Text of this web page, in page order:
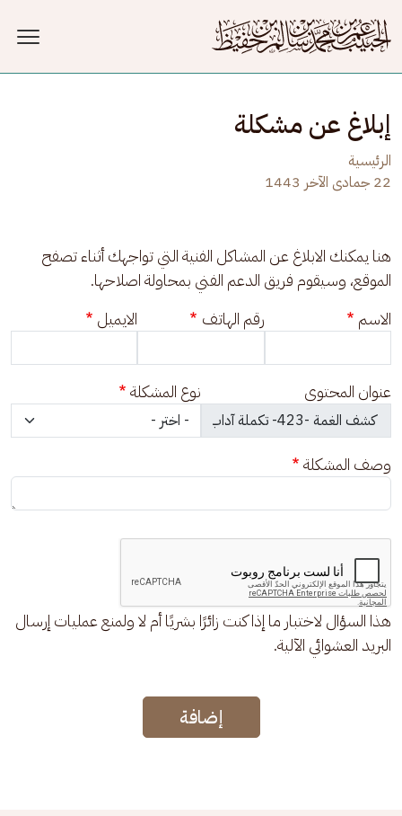
إبلاغ عن مشكلة
الرئيسية
22 جمادى الآخر 1443
هنا يمكنك الابلاغ عن المشاكل الفنية التي تواجهك أثناء تصفح
الموقع، وسيقوم فريق الدعم الفني بمحاولة اصلاحها.
الاسم
رقم الهاتف الايميل
عنوان المحتوى نوع المشكلة
وصف المشكلة
هذا السؤال لاختبار ما إذا كنت زائرًا بشريًا أم لا ولمنع عمليات إرسال
البريد العشوائي الآلية.
إضافة